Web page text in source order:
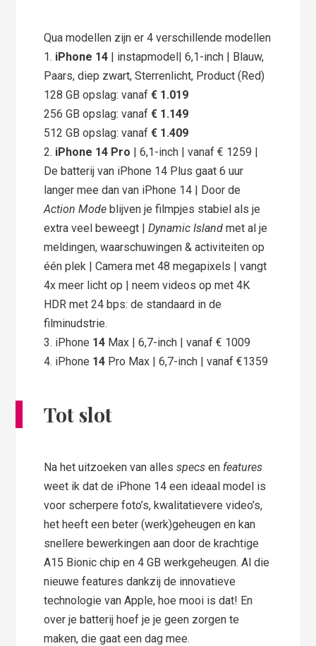
Qua modellen zijn er 4 verschillende modellen
1. iPhone 14 | instapmodel| 6,1-inch | Blauw,
Paars, diep zwart, Sterrenlicht, Product (Red)
128 GB opslag: vanaf€ 1.019
256 GB opslag: vanaf€ 1.149
512 GB opslag: vanaf€ 1.409
2. iPhone 14 Pro | 6,1-inch | vanaf € 1259 |
De batterij van iPhone 14 Plus gaat 6 uur
langer mee dan van iPhone 14 | Door de
Action Mode blijven je filmpjes stabiel als je
extra veel beweegt |Dynamic Island met al je
meldingen, waarschuwingen & activiteiten op
één plek | Camera met 48 megapixels | vangt
4x meer licht op | neem videos op met 4K
HDR met 24 bps: de standaard in de
filminudstrie.
3. iPhone 14 Max | 6,7-inch | vanaf € 1009
4. iPhone 14 Pro Max | 6,7-inch | vanaf €1359
Tot slot
Na het uitzoeken van allesspecsen features
weet ik dat de iPhone 14 een ideaal model is
voor scherpere foto’s, kwalitatievere video’s,
het heeft een beter (werk)geheugen en kan
snellere bewerkingen aan door de krachtige
A15 Bionic chip en 4 GB werkgeheugen. Al die
nieuwe features dankzij de innovatieve
technologie van Apple, hoe mooi is dat! En
over je batterij hoef je je geen zorgen te
maken, die gaat een dag mee.